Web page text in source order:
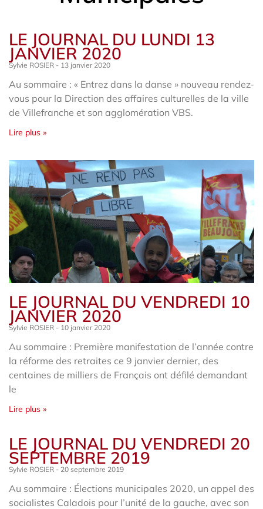
LE JOURNAL DU LUNDI 13
JANVIER 2020
Sylvie ROSIER 13 janvier 2020
Au sommaire : « Entrez dans la danse » nouveau rendez-
vous pour la Direction des affaires culturelles de la ville
de Villefranche et son agglomération VBS.
Lire plus »
LE JOURNAL DU VENDREDI 10
JANVIER 2020
Sylvie ROSIER 10 janvier 2020
Au sommaire : Première manifestation de l’année contre
la réforme des retraites ce 9 janvier dernier, des
centaines de milliers de Français ont défilé demandant
le
Lire plus »
LE JOURNAL DU VENDREDI 20
SEPTEMBRE 2019
Sylvie ROSIER 20 septembre 2019
Au sommaire : Élections municipales 2020, un appel des
socialistes Caladois pour l’unité de la gauche, avec son